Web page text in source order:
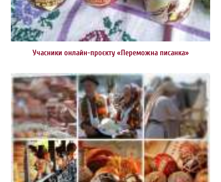
Учасники онлайн-проєкту «Переможна писанка»